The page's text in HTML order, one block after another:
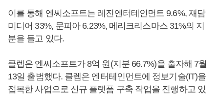
이를 통해 엔씨소프트는 레진엔터테인먼트 9.6%, 재담
미디어 33%, 문피아 6.23%, 메리크리스마스 31%의 지
분을 들고 있다.
클렙은 엔씨소프트가 8억 원(지분 66.7%)을 출자해 7월
13일 출범했다. 클렙은 엔터테인먼트에 정보기술(IT)을
접목한 사업으로 신규 플랫폼 구축 작업을 진행하고 있